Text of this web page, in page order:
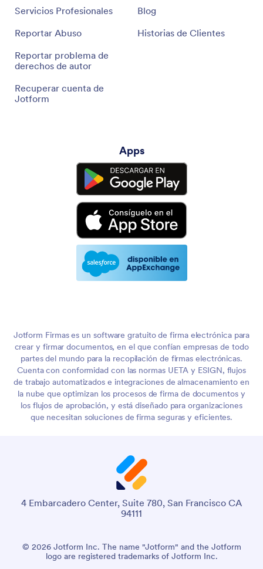
Servicios Profesionales
Reportar Abuso
Reportar problema de
derechos de autor
Recuperar cuenta de
Jotform
Blog
Historias de Clientes
Apps
Jotform Firmas es un software gratuito de firma electrónica para
crear y firmar documentos, en el que confían empresas de todo
partes del mundo para la recopilación de firmas electrónicas.
Cuenta con conformidad con las normas UETA y ESIGN, flujos
de trabajo automatizados e integraciones de almacenamiento en
la nube que optimizan los procesos de firma de documentos y
los flujos de aprobación, y está diseñado para organizaciones
que necesitan soluciones de firma seguras y eficientes.
4 Embarcadero Center, Suite 780, San Francisco CA
94111
© 2026 Jotform Inc. The name "Jotform" and the Jotform
logo are registered trademarks of Jotform Inc.